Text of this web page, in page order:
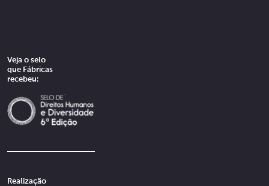
Veja o selo
que Fábricas
recebeu:
Realização